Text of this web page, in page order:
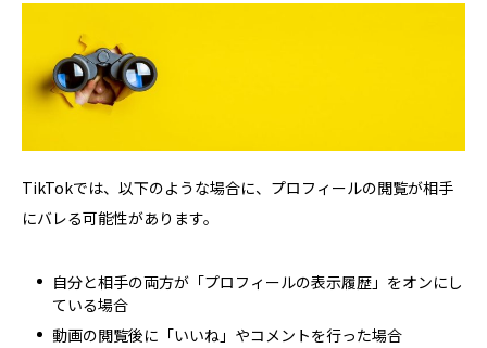
TikTokでは、以下のような場合に、プロフィールの閲覧が相手
にバレる可能性があります。
自分と相手の両方が「プロフィールの表示履歴」をオンにし
ている場合
動画の閲覧後に「いいね」やコメントを行った場合